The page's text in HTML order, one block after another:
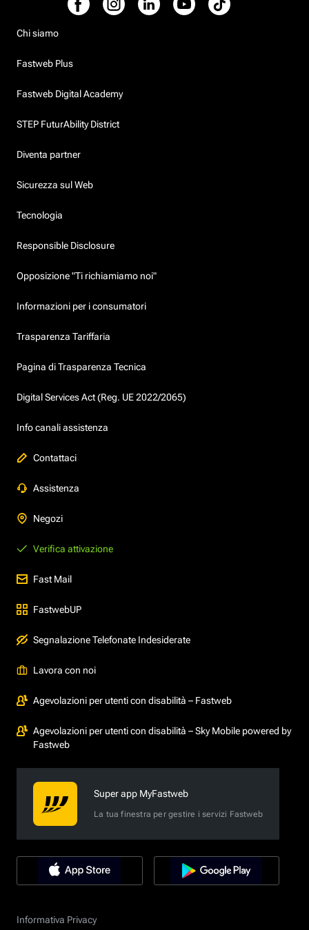
Chi siamo
Fastweb Plus
Fastweb Digital Academy
STEP FuturAbility District
Diventa partner
Sicurezza sul Web
Tecnologia
Responsible Disclosure
Opposizione "Ti richiamiamo noi"
Informazioni per i consumatori
Trasparenza Tariffaria
Pagina di Trasparenza Tecnica
Digital Services Act (Reg. UE 2022/2065)
Info canali assistenza
Contattaci
Assistenza
Negozi
Verifica attivazione
Fast Mail
FastwebUP
Segnalazione Telefonate Indesiderate
Lavora con noi
Agevolazioni per utenti con disabilità – Fastweb
Agevolazioni per utenti con disabilità – Sky Mobile powered by
Fastweb
Super app MyFastweb
La tua finestra per gestire i servizi Fastweb
Informativa Privacy